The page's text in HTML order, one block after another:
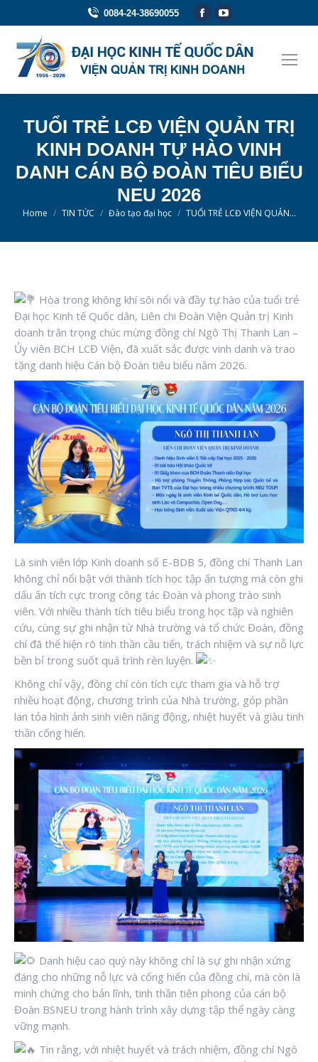
0084-24-38690055
Facebook
opens
in
YouTube
opens
in
TUỔI TRẺ LCĐ VIỆN QUẢN TRỊ
KINH DOANH TỰ HÀO VINH
DANH CÁN BỘ ĐOÀN TIÊU BIỂU
NEU 2026
You are here:
Home TIN TỨC Đào tạo đại học TUỔI TRẺ LCĐ VIỆN QUẢN…
Hòa trong không khí sôi nổi và đầy tự hào của tuổi trẻ
Đại học Kinh tế Quốc dân, Liên chi Đoàn Viện Quản trị Kinh
doanh trân trọng chúc mừng đồng chí Ngô Thị Thanh Lan –
Ủy viên BCH LCĐ Viện, đã xuất sắc được vinh danh và trao
tặng danh hiệu Cán bộ Đoàn tiêu biểu năm 2026.
Là sinh viên lớp Kinh doanh số E-BDB 5, đồng chí Thanh Lan
không chỉ nổi bật với thành tích học tập ấn tượng mà còn ghi
dấu ấn tích cực trong công tác Đoàn và phong trào sinh
viên. Với nhiều thành tích tiêu biểu trong học tập và nghiên
cứu, cùng sự ghi nhận từ Nhà trường và tổ chức Đoàn, đồng
chí đã thể hiện rõ tinh thần cầu tiến, trách nhiệm và sự nỗ lực
bền bỉ trong suốt quá trình rèn luyện.
Không chỉ vậy, đồng chí còn tích cực tham gia và hỗ trợ
nhiều hoạt động, chương trình của Nhà trường, góp phần
lan tỏa hình ảnh sinh viên năng động, nhiệt huyết và giàu tinh
thần cống hiến.
Danh hiệu cao quý này không chỉ là sự ghi nhận xứng
đáng cho những nỗ lực và cống hiến của đồng chí, mà còn là
minh chứng cho bản lĩnh, tinh thần tiên phong của cán bộ
Đoàn BSNEU trong hành trình xây dựng tập thể ngày càng
vững mạnh.
Tin rằng, với nhiệt huyết và trách nhiệm, đồng chí Ngô